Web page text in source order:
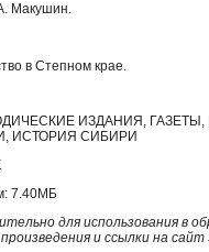
Макушин.
в Степном крае.
ИЗДАНИЯ,
ИСТОРИЯ СИБИРИ
7.40МБ
для использования в
и ссылки на